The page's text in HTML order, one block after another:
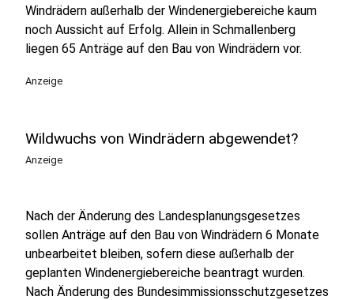
Windrädern außerhalb der Windenergiebereiche kaum
noch Aussicht auf Erfolg. Allein in Schmallenberg
liegen 65 Anträge auf den Bau von Windrädern vor.
Anzeige
Wildwuchs von Windrädern abgewendet?
Anzeige
Nach der Änderung des Landesplanungsgesetzes
sollen Anträge auf den Bau von Windrädern 6 Monate
unbearbeitet bleiben, sofern diese außerhalb der
geplanten Windenergiebereiche beantragt wurden.
Nach Änderung des Bundesimmissionsschutzgesetzes